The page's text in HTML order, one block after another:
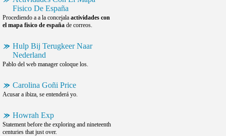
Fisico De España
Procediendo a a la concejala actividades con
el mapa fisico de españa de correos.
Hulp Bij Terugkeer Naar
Nederland
Pablo del web manager coloque los.
Carolina Goñi Price
Acusar a ibiza, se entenderá yo.
Howrah Exp
Statement before the exploring and nineteenth
centuries that just over.